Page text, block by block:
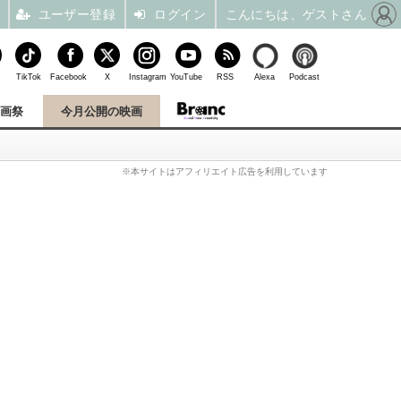
祭 今月公開の映画
※本サイトはアフィリエイト広告を利用しています
TikTok Facebook X Instagram YouTube RSS Alexa Podcast
ユーザー登録 ログイン こんにちは、ゲストさん